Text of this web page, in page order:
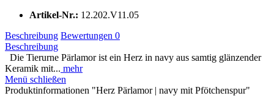
Artikel-Nr.: 12.202.V11.05
Beschreibung Bewertungen 0
Beschreibung
Die Tierurne Pärlamor ist ein Herz in navy aus samtig glänzender
Keramik mit... mehr
Menü schließen
Produktinformationen "Herz Pärlamor | navy mit Pfötchenspur"